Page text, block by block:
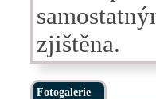
zjištěna.
Fotogalerie